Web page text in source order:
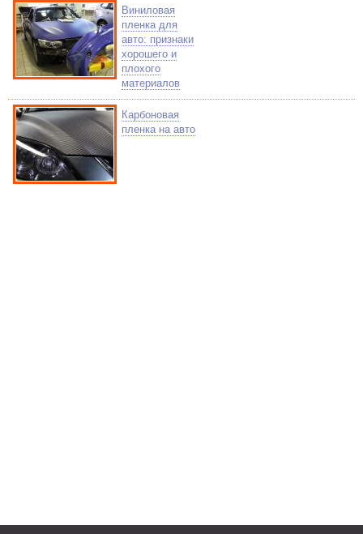
Виниловая
пленка для
авто: признаки
хорошего и
плохого
материалов
Карбоновая
пленка на авто